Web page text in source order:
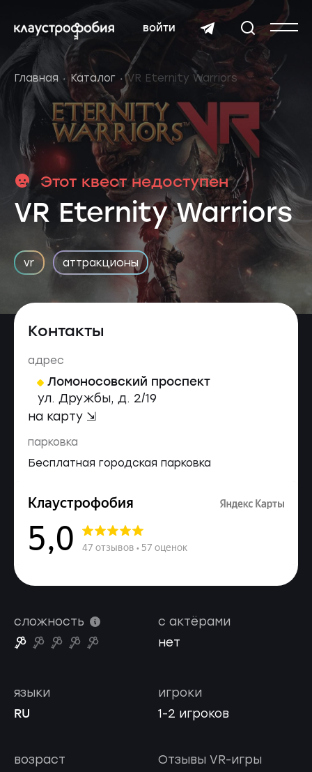
войти
Главная Каталог VR Eternity Warriors
Этот квест недоступен
VR Eternity Warriors
vr аттракционы
Контакты
адрес
Ломоносовский проспект
ул. Дружбы, д. 2/19
на карту ⇲
парковка
Бесплатная городская парковка
сложность
с актёрами
нет
игроки
1-2 игроков
языки
RU
возраст
Отзывы VR-игры